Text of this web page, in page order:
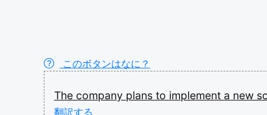
このボタンはなに？
The company plans to implement a new
翻訳する